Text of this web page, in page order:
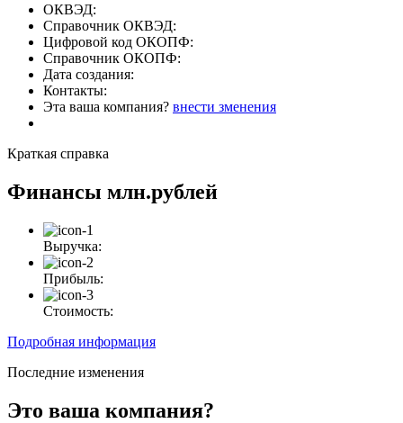
ОКВЭД:
Справочник ОКВЭД:
Цифровой код ОКОПФ:
Справочник ОКОПФ:
Дата создания:
Контакты:
Эта ваша компания? внести зменения
Краткая справка
Финансы млн.рублей
Выручка:
Прибыль:
Стоимость:
Подробная информация
Последние изменения
Это ваша компания?